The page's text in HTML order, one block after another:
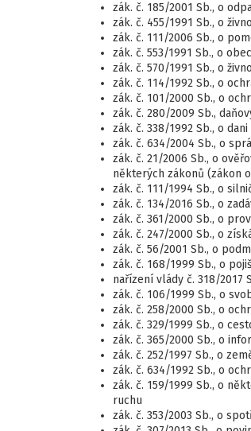
zák. č. 185/2001 Sb., o
zák. č. 455/1991 Sb., o
zák. č. 111/2006 Sb., o
zák. č. 553/1991 Sb., o
zák. č. 570/1991 Sb., o
zák. č. 114/1992 Sb., o
zák. č. 101/2000 Sb., o
zák. č. 280/2009 Sb.,
zák. č. 338/1992 Sb., o
zák. č. 634/2004 Sb., o
zák. č. 21/2006 Sb., o
některých zákonů (zákon
zák. č. 111/1994 Sb., o
zák. č. 134/2016 Sb., o
zák. č. 361/2000 Sb., o
zák. č. 247/2000 Sb., o
zák. č. 56/2001 Sb., o
zák. č. 168/1999 Sb., o
nařízení vlády č. 318/
zák. č. 106/1999 Sb., o
zák. č. 258/2000 Sb., o
zák. č. 329/1999 Sb., o
zák. č. 365/2000 Sb., o
zák. č. 252/1997 Sb., o
zák. č. 634/1992 Sb., o
zák. č. 159/1999 Sb., o
ruchu
zák. č. 353/2003 Sb., o